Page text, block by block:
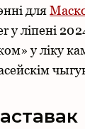
для
у ліпені
у ліку